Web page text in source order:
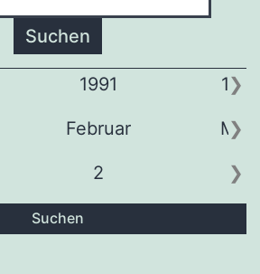
1991
Februar
2 3
Suchen